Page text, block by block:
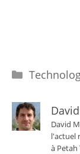
David
l'actuel
à Petah